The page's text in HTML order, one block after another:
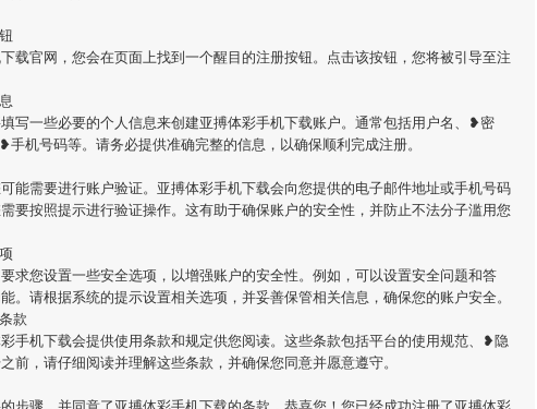
载官网，您会在页面上找到一个醒目的注册按钮。点击该按钮，您将被引导至注
写一些必要的个人信息来创建亚搏体彩手机下载账户。通常包括用户名、❥密
机号码等。请务必提供准确完整的信息，以确保顺利完成注册。
能需要进行账户验证。亚搏体彩手机下载会向您提供的电子邮件地址或手机号码
要按照提示进行验证操作。这有助于确保账户的安全性，并防止不法分子滥用您
求您设置一些安全选项，以增强账户的安全性。例如，可以设置安全问题和答
。请根据系统的提示设置相关选项，并妥善保管相关信息，确保您的账户安全。
款
手机下载会提供使用条款和规定供您阅读。这些条款包括平台的使用规范、❥隐
前，请仔细阅读并理解这些条款，并确保您同意并愿意遵守。